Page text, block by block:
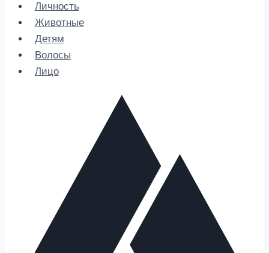
Личность
Животные
Детям
Волосы
Лицо